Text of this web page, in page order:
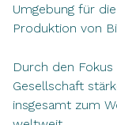
Umgebung für
Produktion von
Durch den Fokus
Gesellschaft
insgesamt zum